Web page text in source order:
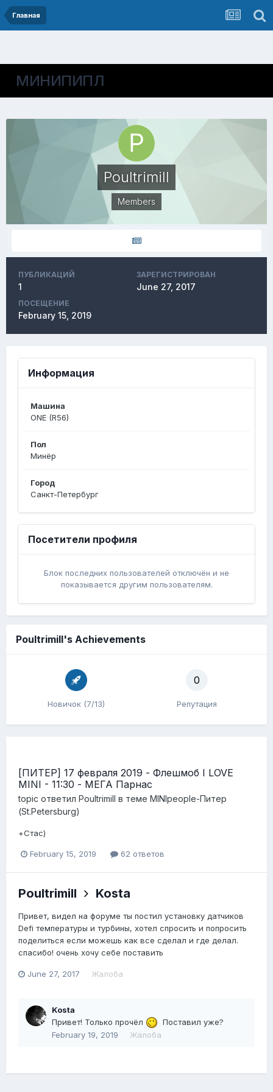
Главная
МИНИПИПЛ
Poultrimill
Members
ПУБЛИКАЦИЙ
1
ЗАРЕГИСТРИРОВАН
June 27, 2017
ПОСЕЩЕНИЕ
February 15, 2019
Информация
Машина
ONE (R56)
Пол
Минёр
Город
Санкт-Петербург
Посетители профиля
Блок последних пользователей отключён и не
показывается другим пользователям.
Poultrimill's Achievements
Новичок (7/13)
0
Репутация
[ПИТЕР] 17 февраля 2019 - Флешмоб I LOVE
MINI - 11:30 - МЕГА Парнас
topic ответил Poultrimill в теме MINIpeople-Питер
(St.Petersburg)
+Стас)
February 15, 2019 62 ответов
Poultrimill Kosta
Привет, видел на форуме ты постил установку датчиков
Defi температуры и турбины, хотел спросить и попросить
поделиться если можешь как все сделал и где делал.
спасибо! очень хочу себе поставить
June 27, 2017 Жалоба
Kosta
Привет! Только прочёл
Поставил уже?
February 19, 2019
Жалоба